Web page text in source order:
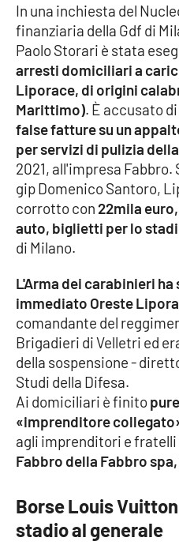
Editoriali
VIDEO
Ambiente
Cronaca
Cultura
Economia e Lavoro
Sanità
Società
Sport
RUBRICHE
Parchi Marini Calabria
In una inchiesta del
finanziaria della Gdf di
Paolo Storari è stata
arresti domiciliari a
Liporace, di origini
Marittimo). È accusato di
false fatture su un
per servizi di pulizia
2021, all'impresa Fabbro.
gip Domenico Santoro,
corrotto con 22mila
auto, biglietti per lo
di Milano.
L'Arma dei carabinieri
immediato Oreste
comandante del
Brigadieri di Velletri ed
della sospensione -
Studi della Difesa.
Ai domiciliari è finito
«imprenditore
agli imprenditori e fratelli
Fabbro della Fabbro
Borse Louis
stadio al generale